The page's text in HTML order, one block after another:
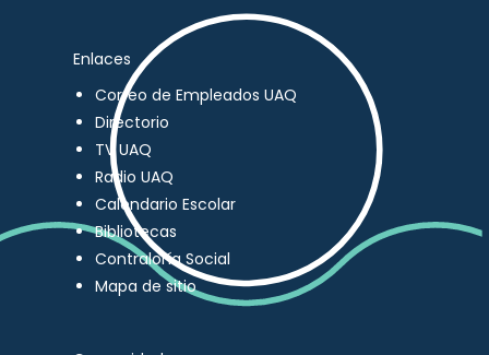
Enlaces
Correo de Empleados UAQ
Directorio
TV UAQ
Radio UAQ
Calendario Escolar
Bibliotecas
Contraloría Social
Mapa de sitio